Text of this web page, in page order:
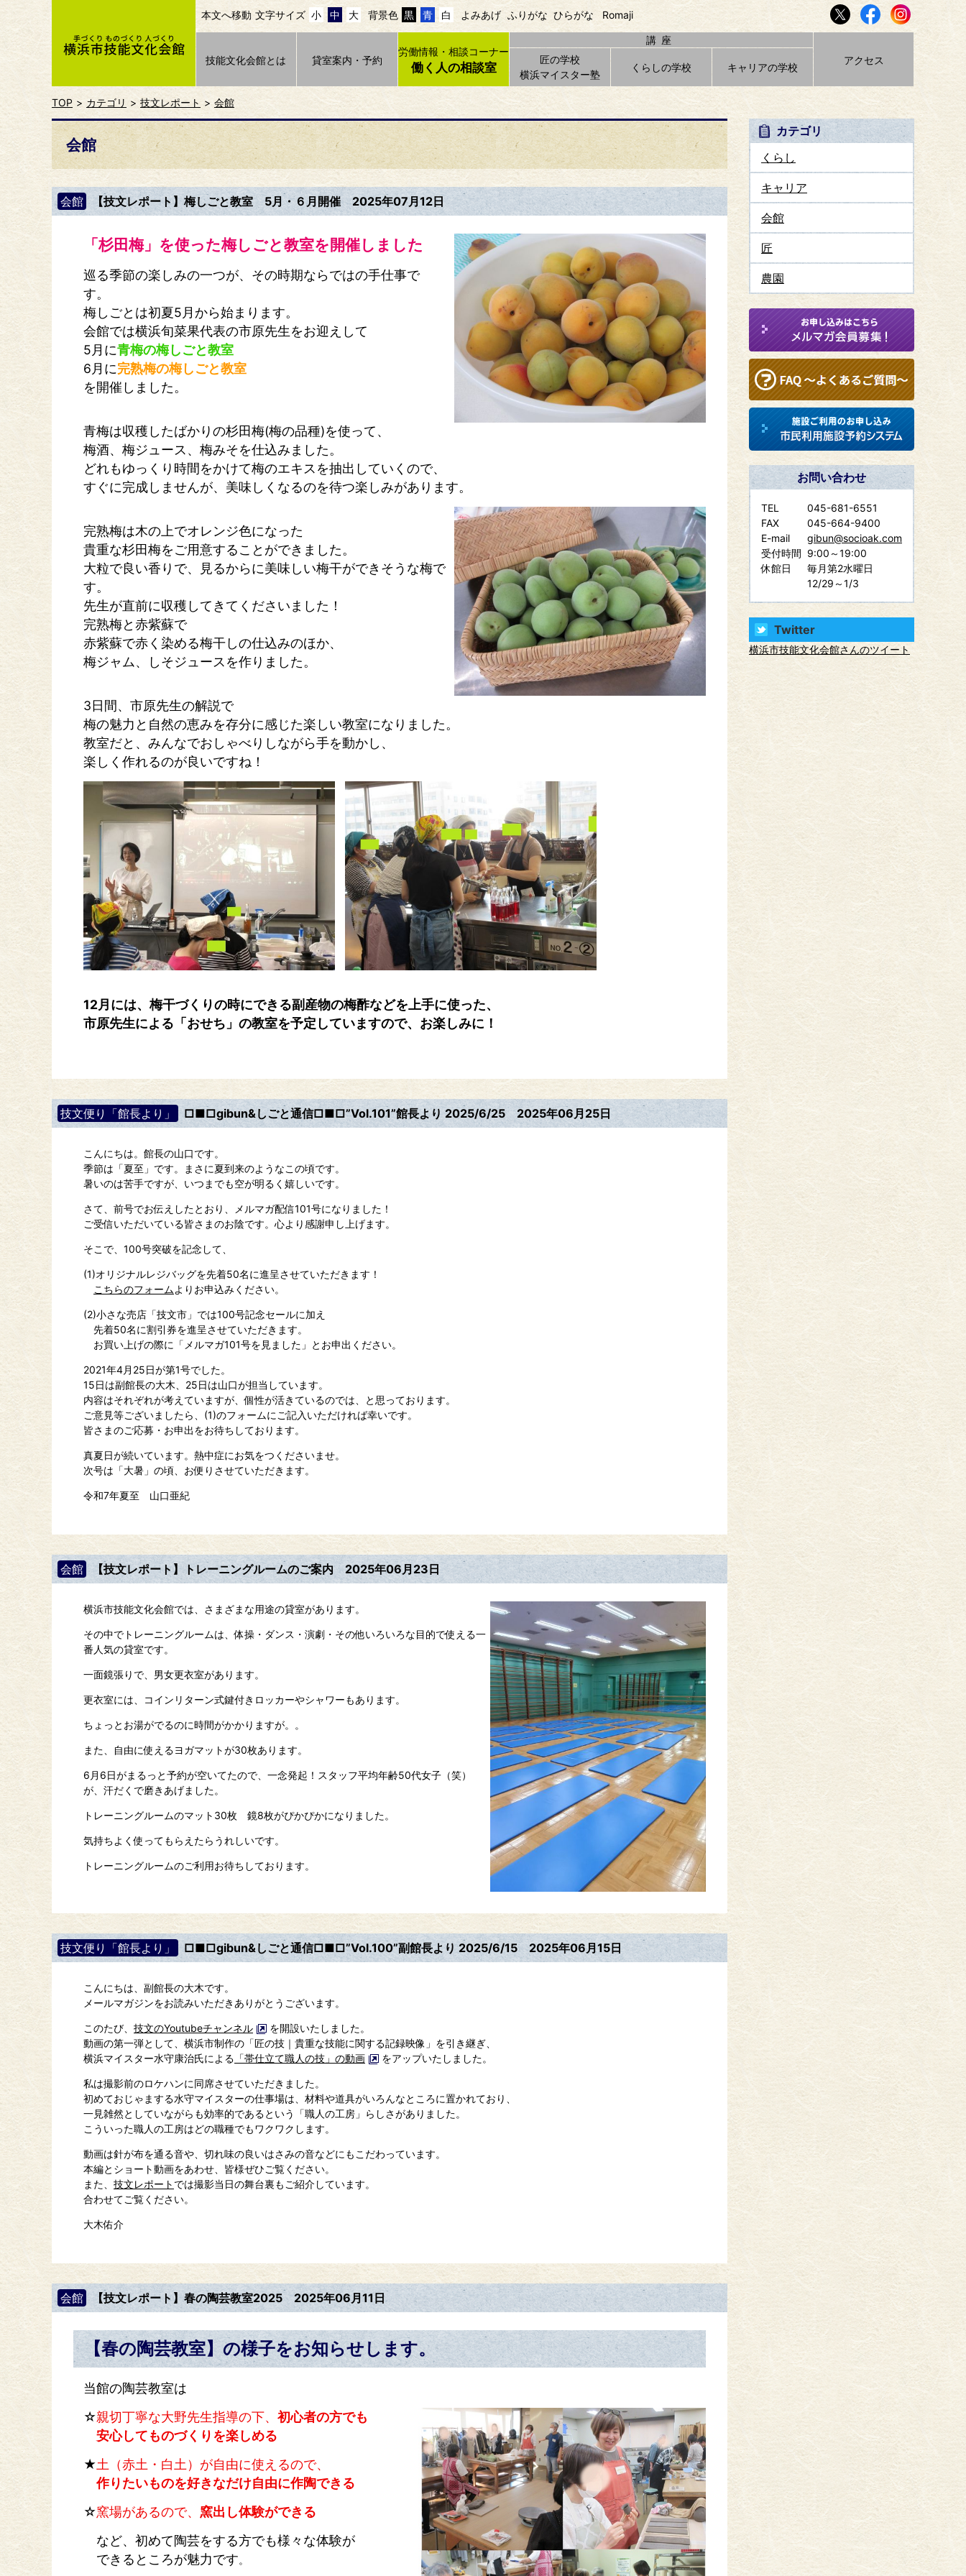
本文へ移動 文字サイズ 小 中 大 背景色 黒 青 白 よみあげ ふりがな ひらがな Romaji
技能文化会館とは 貸室案内・予約
労働情報・相談コーナー
働く人の相談室
講座
匠の学校
横浜マイスター塾
くらしの学校 キャリアの学校
アクセス
TOP カテゴリ 技文レポート 会館
会館
会館 【技文レポート】梅しごと教室 5月・６月開催 2025年07月12日
「杉田梅」を使った梅しごと教室を開催しました
巡る季節の楽しみの一つが、その時期ならではの手仕事で
す。
梅しごとは初夏5月から始まります。
会館では横浜旬菜果代表の市原先生をお迎えして
5月に青梅の梅しごと教室
6月に完熟梅の梅しごと教室
を開催しました。
青梅は収穫したばかりの杉田梅(梅の品種)を使って、
梅酒、梅ジュース、梅みそを仕込みました。
どれもゆっくり時間をかけて梅のエキスを抽出していくので、
すぐに完成しませんが、美味しくなるのを待つ楽しみがあります。
完熟梅は木の上でオレンジ色になった
貴重な杉田梅をご用意することができました。
大粒で良い香りで、見るからに美味しい梅干ができそうな梅で
す。
先生が直前に収穫してきてくださいました！
完熟梅と赤紫蘇で
赤紫蘇で赤く染める梅干しの仕込みのほか、
梅ジャム、しそジュースを作りました。
3日間、市原先生の解説で
梅の魅力と自然の恵みを存分に感じた楽しい教室になりました。
教室だと、みんなでおしゃべりしながら手を動かし、
楽しく作れるのが良いですね！
12月には、梅干づくりの時にできる副産物の梅酢などを上手に使った、
市原先生による「おせち」の教室を予定していますので、お楽しみに！
技文便り「館長より」 □■□gibun&しごと通信□■□”Vol.101”館長より 2025/6/25 2025年06月25日
こんにちは。館長の山口です。
季節は「夏至」です。まさに夏到来のようなこの頃です。
暑いのは苦手ですが、いつまでも空が明るく嬉しいです。
さて、前号でお伝えしたとおり、メルマガ配信101号になりました！
ご受信いただいている皆さまのお陰です。心より感謝申し上げます。
そこで、100号突破を記念して、
(1)オリジナルレジバッグを先着50名に進呈させていただきます！
こちらのフォームよりお申込みください。
(2)小さな売店「技文市」では100号記念セールに加え
先着50名に割引券を進呈させていただきます。
お買い上げの際に「メルマガ101号を見ました」とお申出ください。
2021年4月25日が第1号でした。
15日は副館長の大木、25日は山口が担当しています。
内容はそれぞれが考えていますが、個性が活きているのでは、と思っております。
ご意見等ございましたら、(1)のフォームにご記入いただければ幸いです。
皆さまのご応募・お申出をお待ちしております。
真夏日が続いています。熱中症にお気をつくださいませ。
次号は「大暑」の頃、お便りさせていただきます。
令和7年夏至 山口亜紀
会館 【技文レポート】トレーニングルームのご案内 2025年06月23日
横浜市技能文化会館では、さまざまな用途の貸室があります。
その中でトレーニングルームは、体操・ダンス・演劇・その他いろいろな目的で使える一
番人気の貸室です。
一面鏡張りで、男女更衣室があります。
更衣室には、コインリターン式鍵付きロッカーやシャワーもあります。
ちょっとお湯がでるのに時間がかかりますが。。
また、自由に使えるヨガマットが30枚あります。
6月6日がまるっと予約が空いてたので、一念発起！スタッフ平均年齢50代女子（笑）
が、汗だくで磨きあげました。
トレーニングルームのマット30枚 鏡8枚がぴかぴかになりました。
気持ちよく使ってもらえたらうれしいです。
トレーニングルームのご利用お待ちしております。
技文便り「館長より」 □■□gibun&しごと通信□■□”Vol.100”副館長より 2025/6/15 2025年06月15日
こんにちは、副館長の大木です。
メールマガジンをお読みいただきありがとうございます。
このたび、 技文のYoutubeチャンネル
を開設いたしました。
動画の第一弾として、横浜市制作の「匠の技｜貴重な技能に関する記録映像」を引き継ぎ、
横浜マイスター水守康治氏による 「帯仕立て職人の技」の動画 をアップいたしました。
私は撮影前のロケハンに同席させていただきました。
初めておじゃまする水守マイスターの仕事場は、材料や道具がいろんなところに置かれており、
一見雑然としていながらも効率的であるという「職人の工房」らしさがありました。
こういった職人の工房はどの職種でもワクワクします。
動画は針が布を通る音や、切れ味の良いはさみの音などにもこだわっています。
本編とショート動画をあわせ、皆様ぜひご覧ください。
また、 技文レポート では撮影当日の舞台裏もご紹介しています。
合わせてご覧ください。
大木佑介
会館 【技文レポート】春の陶芸教室2025 2025年06月11日
【春の陶芸教室】の様子をお知らせします。
当館の陶芸教室は
☆親切丁寧な大野先生指導の下、 初心者の方でも
安心してものづくりを楽しめる
★土（赤土・白土）が自由に使えるので、
作りたいものを好きなだけ自由に作陶できる
☆窯場があるので、 窯出し体験ができる
など、初めて陶芸をする方でも様々な体験が
できるところが魅力です。
カテゴリ
くらし
キャリア
会館
匠
農園
お問い合わせ
TEL
045-681-6551
FAX
045-664-9400
E-mail
gibun@socioak.com
受付時間 9:00～19:00
休館日
毎月第2水曜日
12/29～1/3
Twitter
横浜市技能文化会館さんのツイート